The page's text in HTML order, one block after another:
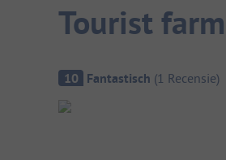
Tourist
Camping
10 Fantastisch (1 Recensie)